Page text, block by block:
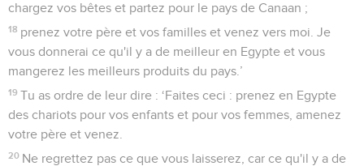
chargez vos bêtes et partez pour le pays de Canaan ;
18 prenez votre père et vos familles et venez vers moi. Je
vous donnerai ce qu'il y a de meilleur en Egypte et vous
mangerez les meilleurs produits du pays.’
19 Tu as ordre de leur dire : ‘Faites ceci : prenez en Egypte
des chariots pour vos enfants et pour vos femmes, amenez
votre père et venez.
20 Ne regrettez pas ce que vous laisserez, car ce qu'il y a de